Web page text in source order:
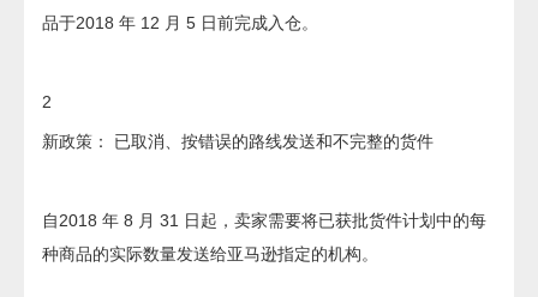
品于2018 年 12 月 5 日前完成入仓。
2
新政策： 已取消、按错误的路线发送和不完整的货件
自2018 年 8 月 31 日起，卖家需要将已获批货件计划中的每
种商品的实际数量发送给亚马逊指定的机构。